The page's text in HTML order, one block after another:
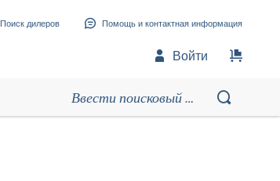
Поиск дилеров Помощь и контактная информация
Войти